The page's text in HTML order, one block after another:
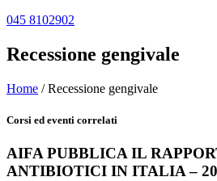
045 8102902
Recessione gengivale
Home /Recessione gengivale
Corsi ed eventi correlati
AIFA PUBBLICA IL
ANTIBIOTICI IN ITALIA –